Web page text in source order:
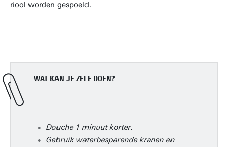
riool worden gespoeld.
WAT KAN JE ZELF DOEN?
Douche 1 minuut korter.
Gebruik waterbesparende kranen en